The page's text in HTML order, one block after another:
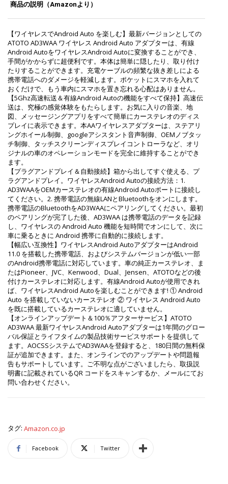
商品の説明（Amazonより）
【ワイヤレスでAndroid Auto を楽しむ】最新バージョンとしての
ATOTO AD3WAA ワイヤレス Android Auto アダプターは、有線
Android AutoをワイヤレスAndroid Autoに変換することができ、
手間がかからずに超便利です。本体は簡単に隠したり、取り付け
たりすることができます。充電ケーブルの頻繁な抜き差しによる
携帯電話へのダメージを軽減します。ポケットにスマホを入れて
おくだけで、もう車内にスマホを置き忘れる心配はありません。
【5Ghz高速転送＆有線Android Autoの機能をすべて保持】高速伝
送は、究極の感覚体験をもたらします。お気に入りの音楽、地
図、メッセージングアプリをすべて簡単にカーステレオのディス
プレイに表示できます。本AAワイヤレスアダプターは、ステアリ
ングホイール制御、googleアシスタント音声制御、OEMノブタッ
チ制御、タッチスクリーンディスプレイコントローラなど、オリ
ジナルの車のオペレーションモードを完全に維持することができ
ます。
【プラグアンドプレイ＆自動接続】箱から出してすぐ使える、プ
ラグアンドプレイ。ワイヤレスAndroid Autoの接続方法：1.
AD3WAAをOEMカーステレオの有線Android Autoポートに接続し
てください。2. 携帯電話の無線LANとBluetoothをオンにします。
携帯電話のBluetoothをAD3WAAにペアリングしてください。最初
のペアリングが完了した後、AD3WAA は携帯電話のデータを記録
し、ワイヤレスの Android Auto 機能を短時間でオンにして、次に
車に乗るときに Android 携帯に自動的に接続します。
【幅広い互換性】ワイヤレスAndroid AutoアダプターはAndroid
11.0 を搭載した携帯電話、およびシステムバージョンが低い一部
のAndroid携帯電話に対応しています。車の純正カーステレオ、ま
たはPioneer、JVC、Kenwood、Dual、Jensen、ATOTOなどの後
付けカーステレオに対応します。有線Android Autoが使用できれ
ば、ワイヤレスAndroid Autoを楽しむことができます! ① Android
Auto を搭載していないカーステレオ ② ワイヤレス Android Auto
を既に搭載しているカーステレオに適していません。
【オンラインアップデート＆100％アフターサービス】ATOTO
AD3WAA 最新ワイヤレスAndroid Autoアダプターは1年間のグロー
バル保証とライフタイムの製品技術サービスサポートを提供して
ます。AOCSSシステムでAD3WAAを登録すると、180日間の無料保
証が追加できます。また、オンラインでのアップデートや問題報
告もサポートしています。ご不明な点がございましたら、取扱説
明書に記載されているQR コードをスキャンするか、メールにてお
問い合わせください。
タグ: Amazon.co.jp
Facebook Twitter